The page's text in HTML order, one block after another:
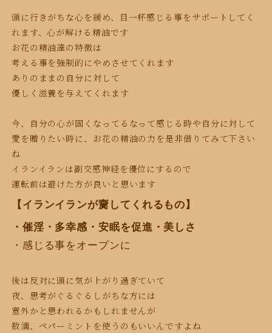
頭に行きがちな心を緩め、
目一杯感じる事をサポートしてく
れます、心が解ける精油です
お花の精油達の特徴は
考える事を強制的にやめさせてくれます
ありのままの自分に対して
優しく滋養を与えてくれます
今、自分の心が固くなってるなって感じる 時や自分に対して
愛を贈りたい時に、 お花の精油の力を是非借りてみて下さい
ね
イランイランは副交感神経を優位にするので
運転前は避けた方が良いと思います
【イランイランが齎してくれるもの】
・催淫・多幸感・安眠を促進・美しさ
・感じる事をオープンに
後は反対に頭に気が上がり過ぎていて
夜、思考がぐるぐるしがちな方には
意外かと 思われるかもしれませんが
数滴、ペパーミントを使うのもいいんですよね